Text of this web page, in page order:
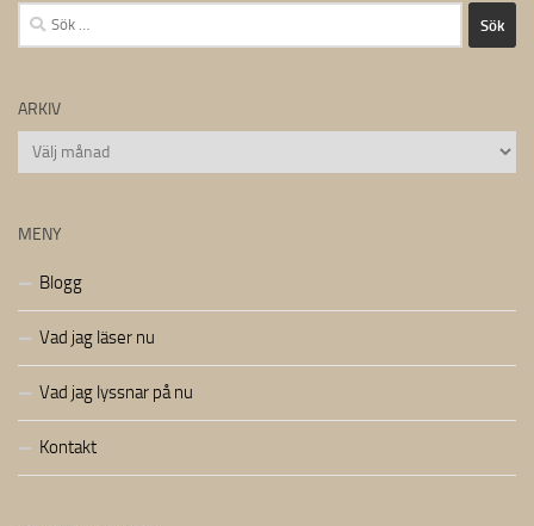
Sök
efter:
ARKIV
Arkiv
MENY
Blogg
Vad jag läser nu
Vad jag lyssnar på nu
Kontakt